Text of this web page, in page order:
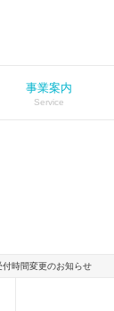
事業案内
Service
付時間変更のお知らせ